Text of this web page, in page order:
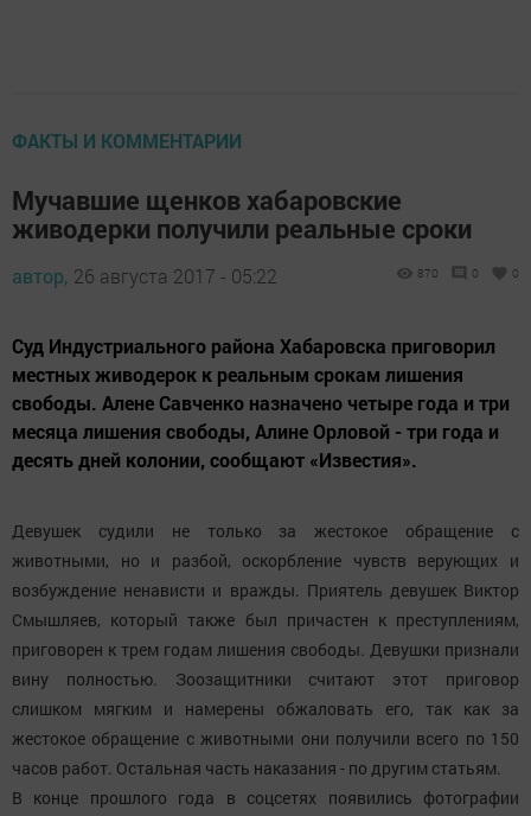
ФАКТЫ И КОММЕНТАРИИ
Мучавшие щенков хабаровские
живодерки получили реальные сроки
автор, 26 августа 2017 - 05:22 870 0 0
Суд Индустриального района Хабаровска приговорил
местных живодерок к реальным срокам лишения
свободы. Алене Савченко назначено четыре года и три
месяца лишения свободы, Алине Орловой - три года и
десять дней колонии, сообщают «Известия».
Девушек судили не только за жестокое обращение с
животными, но и разбой, оскорбление чувств верующих и
возбуждение ненависти и вражды. Приятель девушек Виктор
Смышляев, который также был причастен к преступлениям,
приговорен к трем годам лишения свободы. Девушки признали
вину полностью. Зоозащитники считают этот приговор
слишком мягким и намерены обжаловать его, так как за
жестокое обращение с животными они получили всего по 150
часов работ. Остальная часть наказания - по другим статьям.
В конце прошлого года в соцсетях появились фотографии